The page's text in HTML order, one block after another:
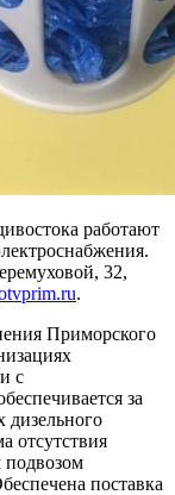
работают
32,
.
Приморского
с
за
дизельного
отсутствия
подвозом
поставка